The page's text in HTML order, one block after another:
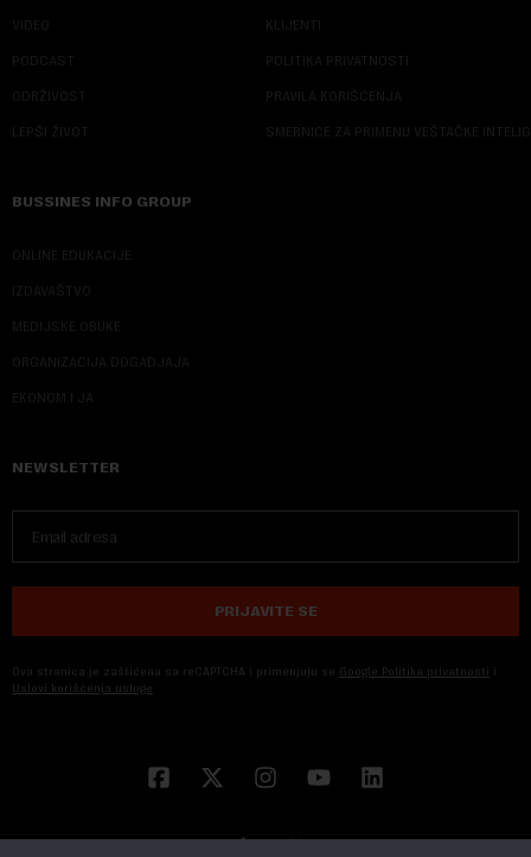
VIDEO
PODCAST
ODRŽIVOST
LEPŠI ŽIVOT
KLIJENTI
POLITIKA PRIVATNOSTI
PRAVILA KORIŠĆENJA
SMERNICE ZA PRIMENU VEŠTAČKE
BUSSINES INFO GROUP
ONLINE EDUKACIJE
IZDAVAŠTVO
MEDIJSKE OBUKE
ORGANIZACIJA DOGADJAJA
EKONOM I JA
NEWSLETTER
PRIJAVITE SE
Ova stranica je zaštićena sa reCAPTCHA i primenjuju se Google Politika privatnosti i
Uslovi korišćenja usluge